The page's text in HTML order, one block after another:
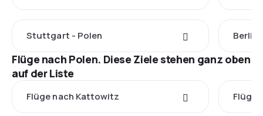
Stuttgart - Polen Berlin
Flüge nach Polen. Diese Ziele stehen ganz oben
auf der Liste
Flüge nach Kattowitz Flüge